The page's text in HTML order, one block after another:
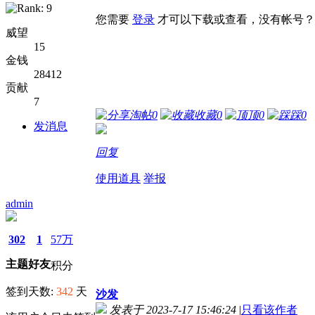
威望
15
金钱
28412
贡献
7
发消息
您需要 登录 才可以下载或查看，没有帐号？
淘帖0 收藏0 顶0 踩0
回复
使用道具 举报
admin
302
主题
1
好友
57万
积分
签到天数: 342 天
沙发
发表于 2023-7-17 15:46:24 |只看该作者